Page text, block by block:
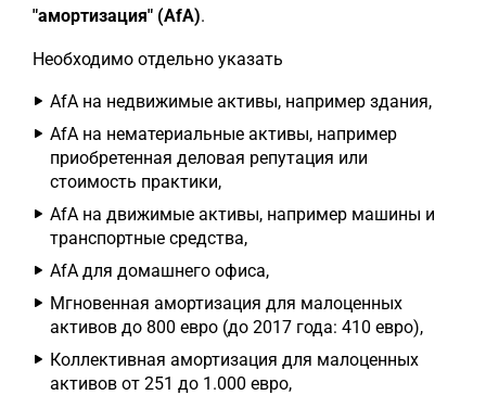
"амортизация" (AfA).
Необходимо отдельно указать
AfA на недвижимые активы, например здания,
AfA на нематериальные активы, например
приобретенная деловая репутация или
стоимость практики,
AfA на движимые активы, например машины и
транспортные средства,
AfA для домашнего офиса,
Мгновенная амортизация для малоценных
активов до 800 евро (до 2017 года: 410 евро),
Коллективная амортизация для малоценных
активов от 251 до 1.000 евро,